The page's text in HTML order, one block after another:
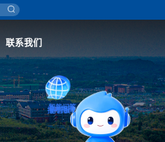
联系我们
智能问答